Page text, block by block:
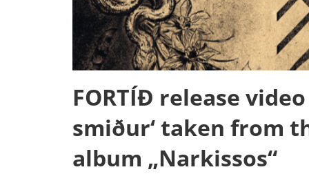
FORTÍÐ release
smiður‘ taken from
album „Narkissos“